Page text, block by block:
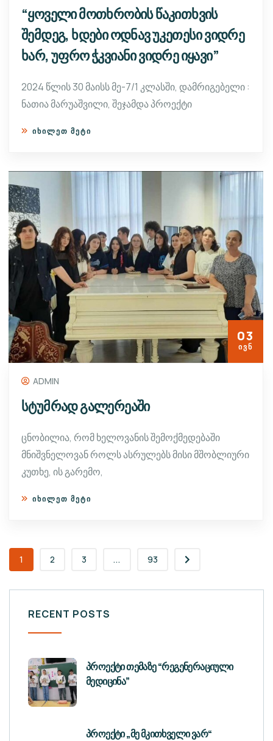
“ყოველი მოთხრობის წაკითხვის
შემდეგ, ხდები ოდნავ უკეთესი ვიდრე
ხარ, უფრო ჭკვიანი ვიდრე იყავი”
2024 წლის 30 მაისს მე-7/1 კლასში, დამრიგებელი :
ნათია მარუაშვილი, შეჯამდა პროექტი
ᲘᲮᲘᲚᲔᲗ ᲛᲔᲢᲘ
03
ᲘᲕᲜ
ADMIN
სტუმრად გალერეაში
ცნობილია, რომ ხელოვანის შემოქმედებაში
მნიშვნელოვან როლს ასრულებს მისი მშობლიური
კუთხე, ის გარემო,
ᲘᲮᲘᲚᲔᲗ ᲛᲔᲢᲘ
1 2 3 ... 93
RECENT POSTS
პროექტი თემაზე “რეგენერაციული
მედიცინა”
პროექტი „მე მკითხველი ვარ“